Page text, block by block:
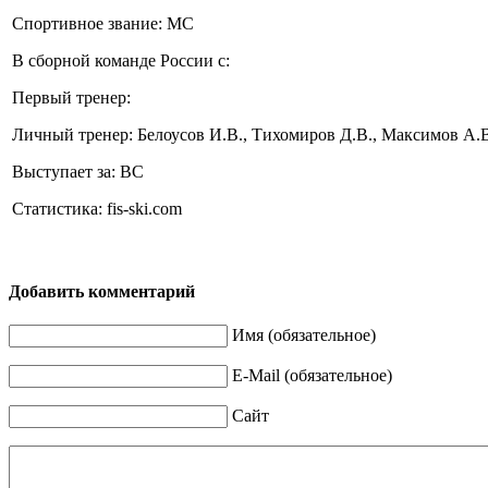
Спортивное звание: МС
В сборной команде России с:
Первый тренер:
Личный тренер: Белоусов И.В., Тихомиров Д.В., Максимов
Выступает за: ВС
Статистика: fis-ski.com
Добавить комментарий
Имя (обязательное)
E-Mail (обязательное)
Сайт